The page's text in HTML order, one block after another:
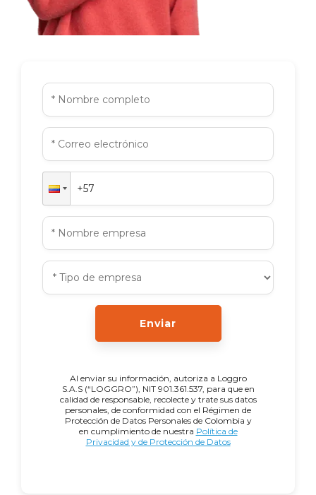
Enviar
Al enviar su información, autoriza a Loggro
S.A.S (“LOGGRO”), NIT 901.361.537, para que en
calidad de responsable, recolecte y trate sus datos
personales, de conformidad con el Régimen de
Protección de Datos Personales de Colombia y
en cumplimiento de nuestra Política de
Privacidad y de Protección de Datos